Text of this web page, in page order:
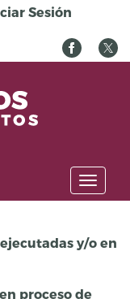
Sesión
Toggle
y/o en
proceso de